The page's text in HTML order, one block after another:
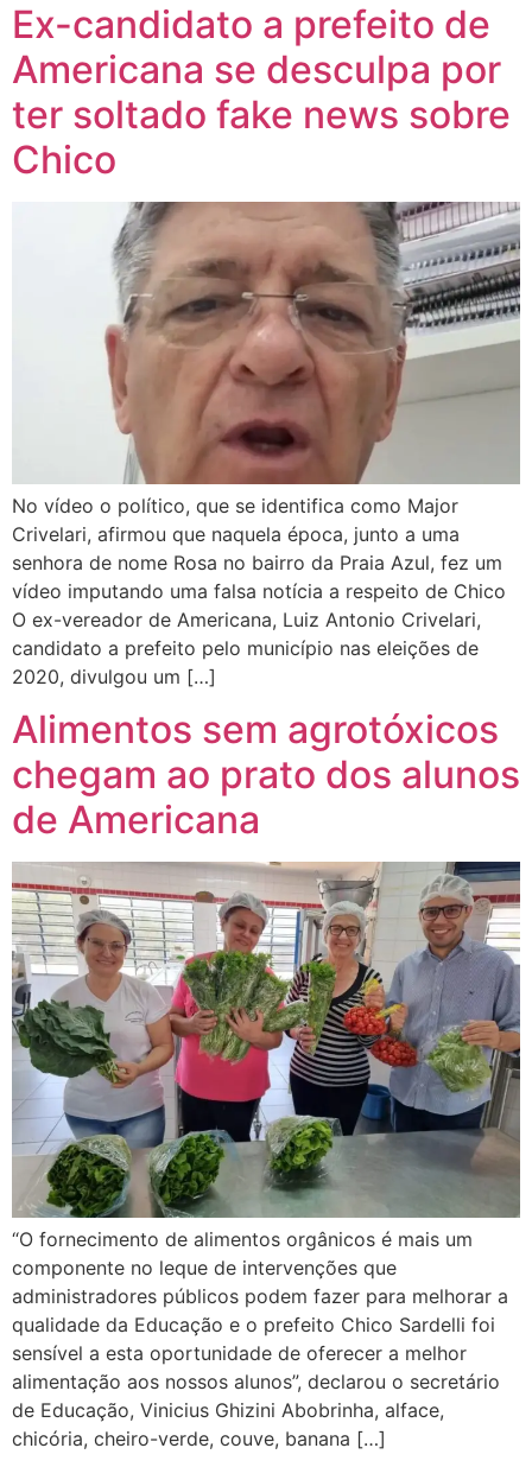
Ex-candidato a prefeito de
Americana se desculpa por
ter soltado fake news sobre
Chico
No vídeo o político, que se identifica como Major
Crivelari, afirmou que naquela época, junto a uma
senhora de nome Rosa no bairro da Praia Azul, fez um
vídeo imputando uma falsa notícia a respeito de Chico
O ex-vereador de Americana, Luiz Antonio Crivelari,
candidato a prefeito pelo município nas eleições de
2020, divulgou um […]
Alimentos sem agrotóxicos
chegam ao prato dos alunos
de Americana
“O fornecimento de alimentos orgânicos é mais um
componente no leque de intervenções que
administradores públicos podem fazer para melhorar a
qualidade da Educação e o prefeito Chico Sardelli foi
sensível a esta oportunidade de oferecer a melhor
alimentação aos nossos alunos”, declarou o secretário
de Educação, Vinicius Ghizini Abobrinha, alface,
chicória, cheiro-verde, couve, banana […]